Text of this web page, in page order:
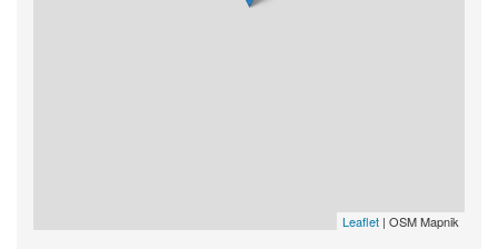
Leaflet | OSM Mapnik